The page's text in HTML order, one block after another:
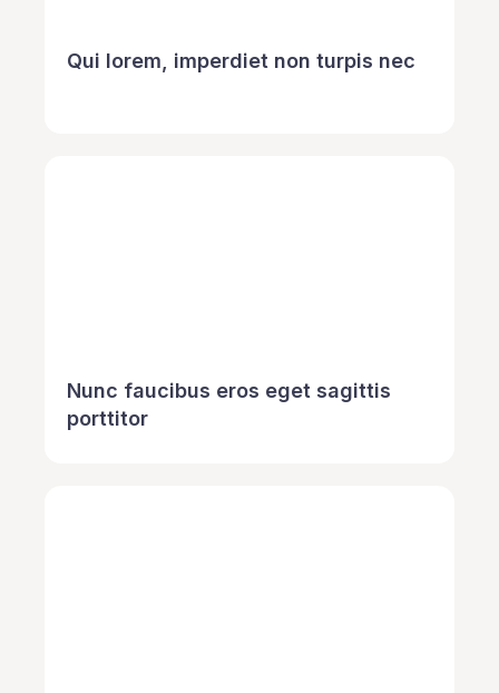
Qui lorem, imperdiet non turpis nec
Nunc faucibus eros eget sagittis
porttitor